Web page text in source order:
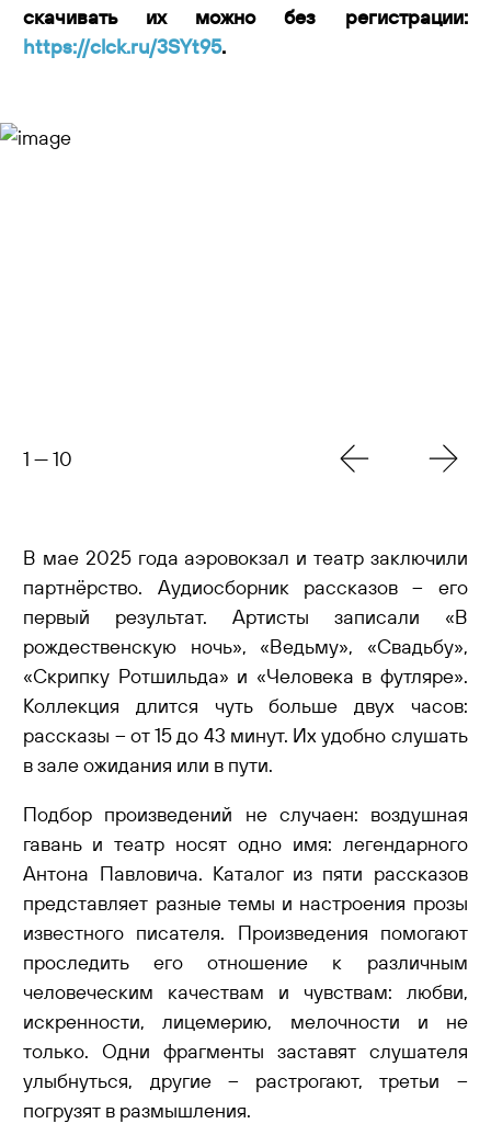
скачивать их можно без регистрации:
https://clck.ru/3SYt95.
1 —10
В мае 2025 года аэровокзал и театр заключили
партнёрство. Аудиосборник рассказов – его
первый результат. Артисты записали «В
рождественскую ночь», «Ведьму», «Свадьбу»,
«Скрипку Ротшильда» и «Человека в футляре».
Коллекция длится чуть больше двух часов:
рассказы – от 15 до 43 минут. Их удобно слушать
в зале ожидания или в пути.
Подбор произведений не случаен: воздушная
гавань и театр носят одно имя: легендарного
Антона Павловича. Каталог из пяти рассказов
представляет разные темы и настроения прозы
известного писателя. Произведения помогают
проследить его отношение к различным
человеческим качествам и чувствам: любви,
искренности, лицемерию, мелочности и не
только. Одни фрагменты заставят слушателя
улыбнуться, другие – растрогают, третьи –
погрузят в размышления.